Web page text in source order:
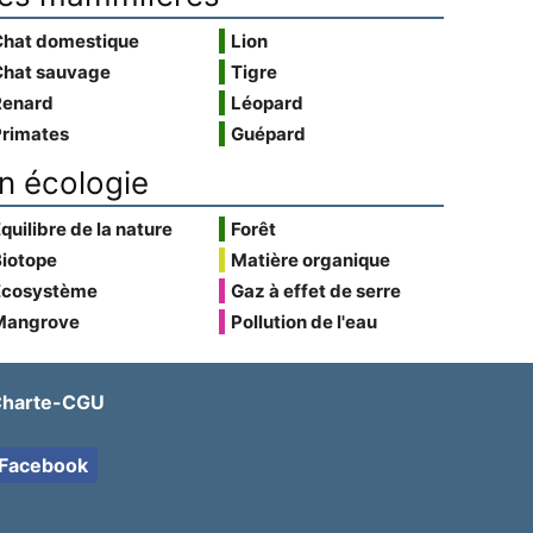
domestique
sauvage
Lion
Tigre
Léopard
Guépard
écologie
de la nature
Forêt
Matière organique
Gaz à effet de serre
Pollution de l'eau
CGU
Facebook